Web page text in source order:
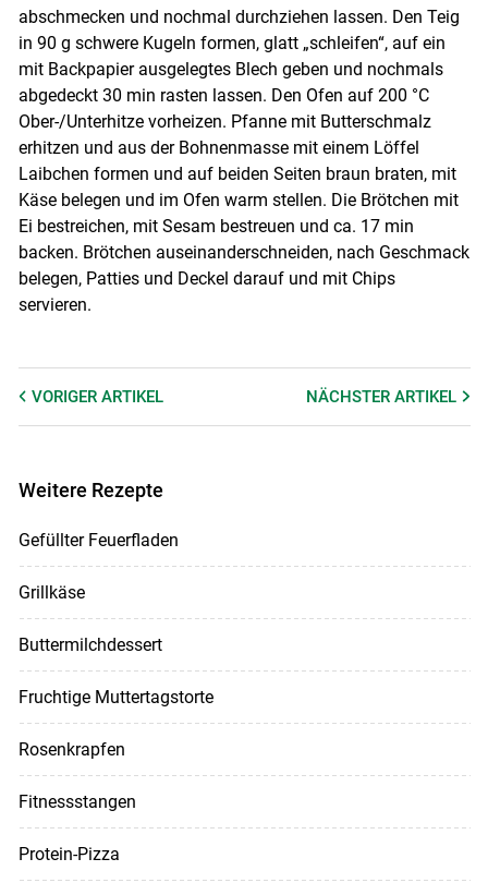
abschmecken und nochmal durchziehen lassen. Den Teig
in 90 g schwere Kugeln formen, glatt „schleifen“, auf ein
mit Backpapier ausgelegtes Blech geben und nochmals
abgedeckt 30 min rasten lassen. Den Ofen auf 200 °C
Ober-/Unterhitze vorheizen. Pfanne mit Butterschmalz
erhitzen und aus der Bohnenmasse mit einem Löffel
Laibchen formen und auf beiden Seiten braun braten, mit
Käse belegen und im Ofen warm stellen. Die Brötchen mit
Ei bestreichen, mit Sesam bestreuen und ca. 17 min
backen. Brötchen auseinanderschneiden, nach Geschmack
belegen, Patties und Deckel darauf und mit Chips
servieren.
VORIGER ARTIKEL NÄCHSTERARTIKEL
Weitere Rezepte
Gefüllter Feuerfladen
Grillkäse
Buttermilchdessert
Fruchtige Muttertagstorte
Rosenkrapfen
Fitnessstangen
Protein-Pizza